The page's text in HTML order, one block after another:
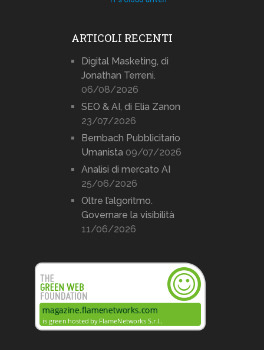
ARTICOLI RECENTI
Digital Masketing, di
Jonathan Terreni.
06/08/2026
SEO & AI, di Elia Zanon
23/07/2026
Bernbach Pubblicitario
Umanista 09/07/2026
Analisi di mercato AI
25/06/2026
Oltre l’algoritmo.
Governare la visibilità
11/06/2026